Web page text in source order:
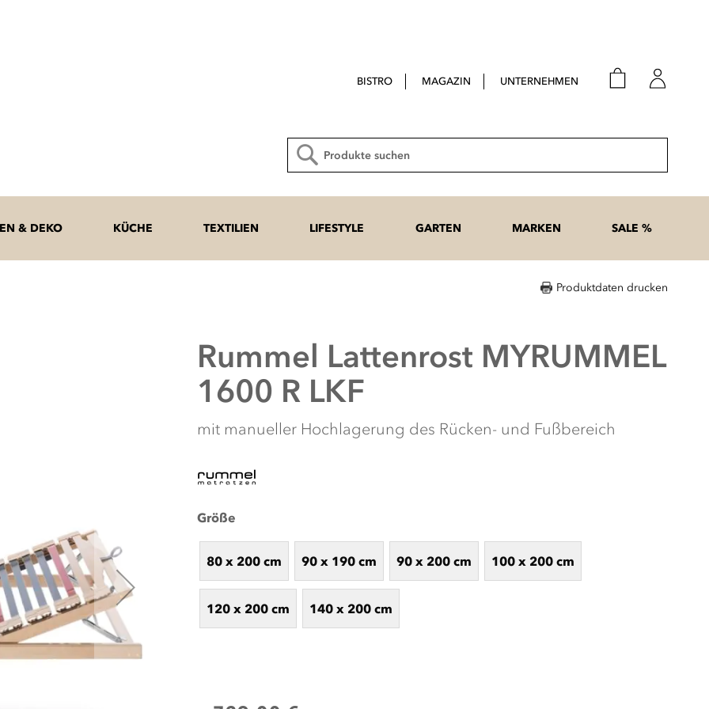
BISTRO MAGAZIN UNTERNEHMEN
Suche
& DEKO KÜCHE TEXTILIEN LIFESTYLE GARTEN MARKEN SALE %
Produktdaten drucken
Rummel Lattenrost MYRUMMEL
1600 R LKF
mit manueller Hochlagerung des Rücken- und Fußbereich
Größe
80 x 200 cm 90 x 190 cm 90 x 200 cm 100 x 200 cm
120 x 200 cm 140 x 200 cm